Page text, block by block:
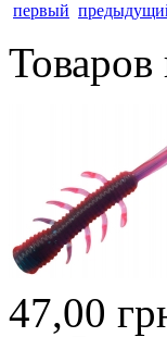
первый
47,00